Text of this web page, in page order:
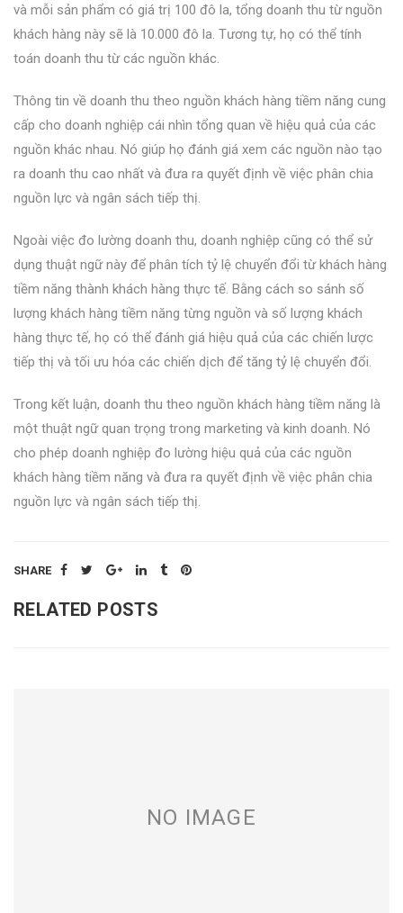
và mỗi sản phẩm có giá trị 100 đô la, tổng doanh thu từ nguồn
khách hàng này sẽ là 10.000 đô la. Tương tự, họ có thể tính
toán doanh thu từ các nguồn khác.
Thông tin về doanh thu theo nguồn khách hàng tiềm năng cung
cấp cho doanh nghiệp cái nhìn tổng quan về hiệu quả của các
nguồn khác nhau. Nó giúp họ đánh giá xem các nguồn nào tạo
ra doanh thu cao nhất và đưa ra quyết định về việc phân chia
nguồn lực và ngân sách tiếp thị.
Ngoài việc đo lường doanh thu, doanh nghiệp cũng có thể sử
dụng thuật ngữ này để phân tích tỷ lệ chuyển đổi từ khách hàng
tiềm năng thành khách hàng thực tế. Bằng cách so sánh số
lượng khách hàng tiềm năng từng nguồn và số lượng khách
hàng thực tế, họ có thể đánh giá hiệu quả của các chiến lược
tiếp thị và tối ưu hóa các chiến dịch để tăng tỷ lệ chuyển đổi.
Trong kết luận, doanh thu theo nguồn khách hàng tiềm năng là
một thuật ngữ quan trọng trong marketing và kinh doanh. Nó
cho phép doanh nghiệp đo lường hiệu quả của các nguồn
khách hàng tiềm năng và đưa ra quyết định về việc phân chia
nguồn lực và ngân sách tiếp thị.
SHARE
RELATED POSTS
NO IMAGE